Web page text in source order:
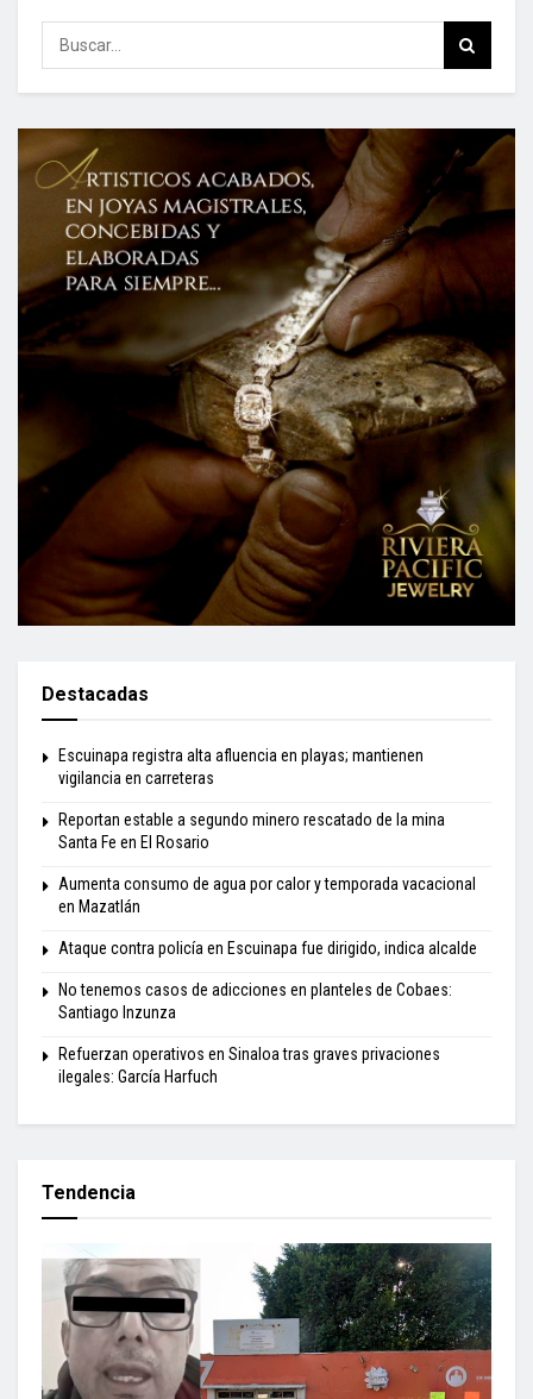
Destacadas
Escuinapa registra alta afluencia en playas; mantienen
vigilancia en carreteras
Reportan estable a segundo minero rescatado de la mina
Santa Fe en El Rosario
Aumenta consumo de agua por calor y temporada vacacional
en Mazatlán
Ataque contra policía en Escuinapa fue dirigido, indica alcalde
No tenemos casos de adicciones en planteles de Cobaes:
Santiago Inzunza
Refuerzan operativos en Sinaloa tras graves privaciones
ilegales: García Harfuch
Tendencia